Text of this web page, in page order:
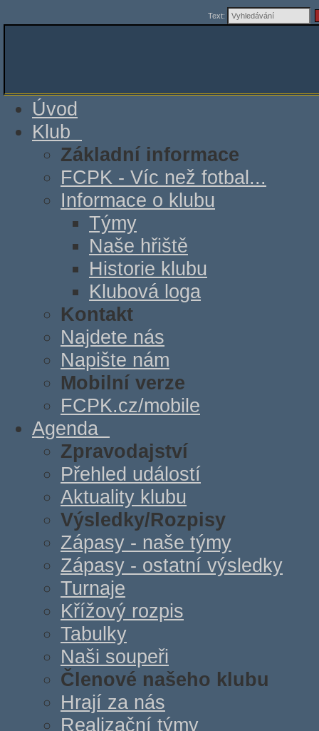
Text:
Úvod
Klub
Základní informace
FCPK - Víc než fotbal...
Informace o klubu
Týmy
Naše hřiště
Historie klubu
Klubová loga
Kontakt
Najdete nás
Napište nám
Mobilní verze
FCPK.cz/mobile
Agenda
Zpravodajství
Přehled událostí
Aktuality klubu
Výsledky/Rozpisy
Zápasy - naše týmy
Zápasy - ostatní výsledky
Turnaje
Křížový rozpis
Tabulky
Naši soupeři
Členové našeho klubu
Hrají za nás
Realizační týmy